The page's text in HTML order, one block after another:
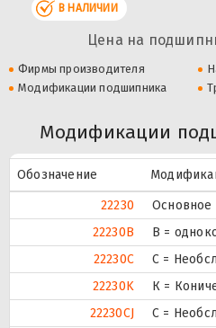
В НАЛИЧИИ
Цена на
Фирмы производителя
Модификации подшипника
Модификации
Обозначение
22230
Основное
22230B
B =
22230C
С =
22230K
К =
22230CJ
С =